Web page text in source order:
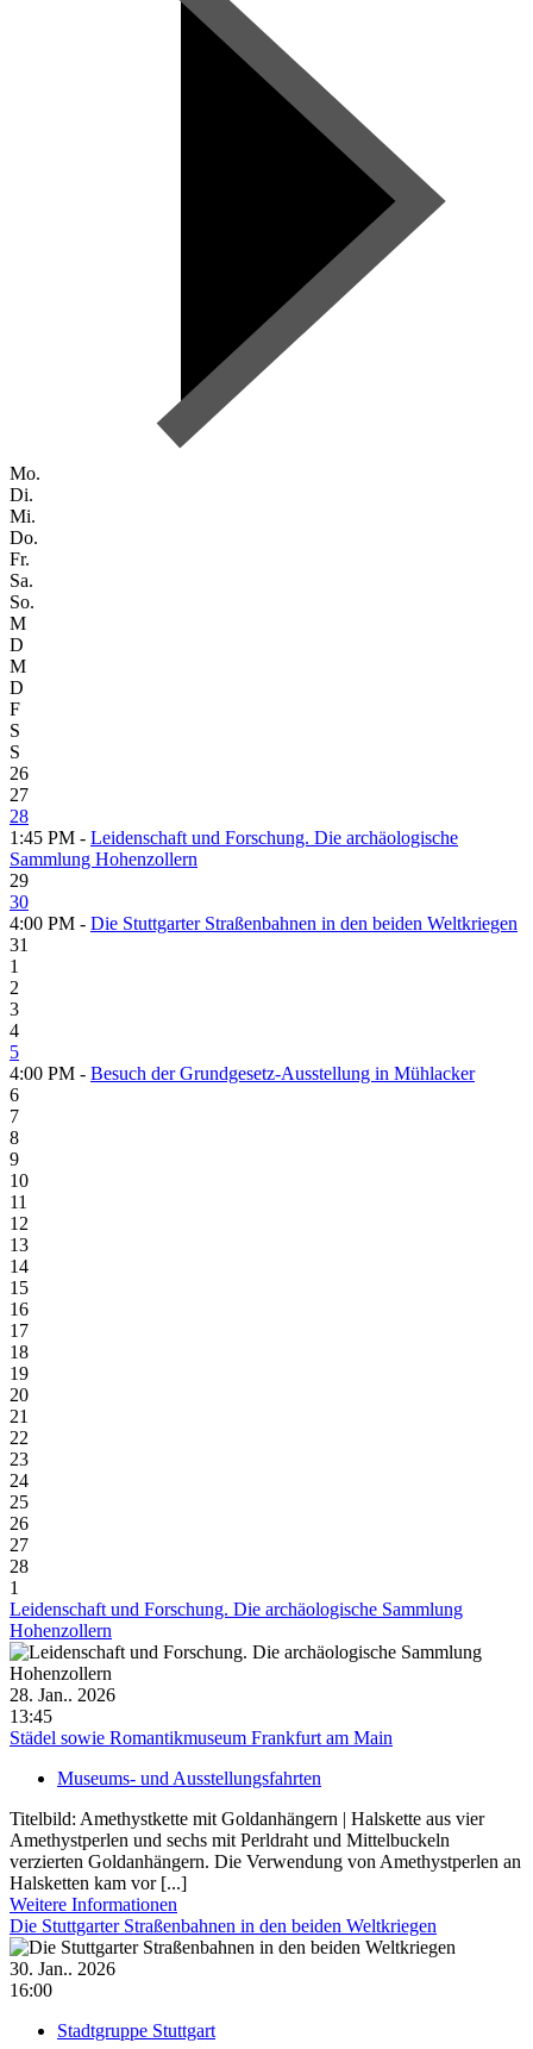
Mo.
Di.
Mi.
Do.
Fr.
Sa.
So.
M
D
M
D
F
S
S
26
27
28
1:45 PM - Leidenschaft und Forschung. Die archäologische
Sammlung Hohenzollern
29
30
4:00 PM - Die Stuttgarter Straßenbahnen in den beiden Weltkriegen
31
1
2
3
4
5
4:00 PM - Besuch der Grundgesetz-Ausstellung in Mühlacker
6
7
8
9
10
11
12
13
14
15
16
17
18
19
20
21
22
23
24
25
26
27
28
1
Leidenschaft und Forschung. Die archäologische Sammlung
Hohenzollern
28. Jan.. 2026
13:45
Städel sowie Romantikmuseum Frankfurt am Main
Museums- und Ausstellungsfahrten
Titelbild: Amethystkette mit Goldanhängern | Halskette aus vier
Amethystperlen und sechs mit Perldraht und Mittelbuckeln
verzierten Goldanhängern. Die Verwendung von Amethystperlen an
Halsketten kam vor [...]
Weitere Informationen
Die Stuttgarter Straßenbahnen in den beiden Weltkriegen
30. Jan.. 2026
16:00
Stadtgruppe Stuttgart